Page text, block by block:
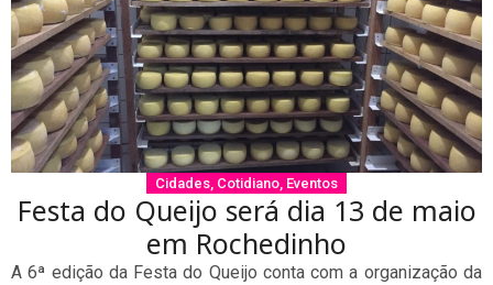
Cidades Cotidiano Eventos
Festa do Queijo será dia 13 de maio
em Rochedinho
A 6ª edição da Festa do Queijo conta com a organização da